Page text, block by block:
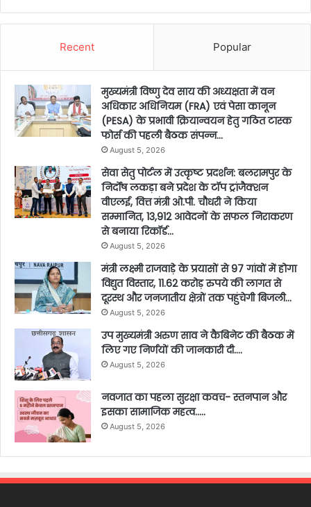
Recent Popular
मुख्यमंत्री विष्णु देव साय की अध्यक्षता में वन
अधिकार अधिनियम (FRA) एवं पेसा कानून
(PESA) के प्रभावी क्रियान्वयन हेतु गठित टास्क
फोर्स की पहली बैठक संपन्न…
August 5, 2026
सेवा सेतु पोर्टल में उत्कृष्ट प्रदर्शन: बलरामपुर के
निर्दोष लकड़ा बने प्रदेश के टॉप ट्रांजैक्शन
वीएलई, वित्त मंत्री ओ.पी. चौधरी ने किया
सम्मानित, 13,912 आवेदनों के सफल निराकरण
से बनाया रिकॉर्ड…
August 5, 2026
मंत्री लक्ष्मी राजवाड़े के प्रयासों से 97 गांवों में होगा
विद्युत विस्तार, 11.62 करोड़ रुपये की लागत से
दूरस्थ और जनजातीय क्षेत्रों तक पहुंचेगी बिजली…
August 5, 2026
उप मुख्यमंत्री अरुण साव ने कैबिनेट की बैठक में
लिए गए निर्णयों की जानकारी दी….
August 5, 2026
नवजात का पहला सुरक्षा कवच- स्तनपान और
इसका सामाजिक महत्व…..
August 5, 2026